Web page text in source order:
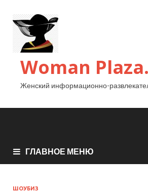
Woman Plaza.
Женский информационно-
ГЛАВНОЕ МЕНЮ
ШОУБИЗ